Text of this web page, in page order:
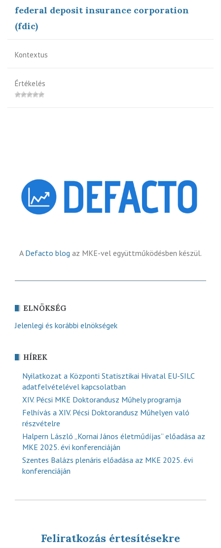
federal deposit insurance corporation
(fdic)
Kontextus
Értékelés
A Defacto blog az MKE-vel együttműködésben készül.
ELNÖKSÉG
Jelenlegi és korábbi elnökségek
HÍREK
Nyilatkozat a Központi Statisztikai Hivatal EU-SILC
adatfelvételével kapcsolatban
XIV. Pécsi MKE Doktorandusz Műhely programja
Felhívás a XIV. Pécsi Doktorandusz Műhelyen való
részvételre
Halpern László „Kornai János életműdíjas” előadása az
MKE 2025. évi konferenciáján
Szentes Balázs plenáris előadása az MKE 2025. évi
konferenciáján
Feliratkozás értesítésekre